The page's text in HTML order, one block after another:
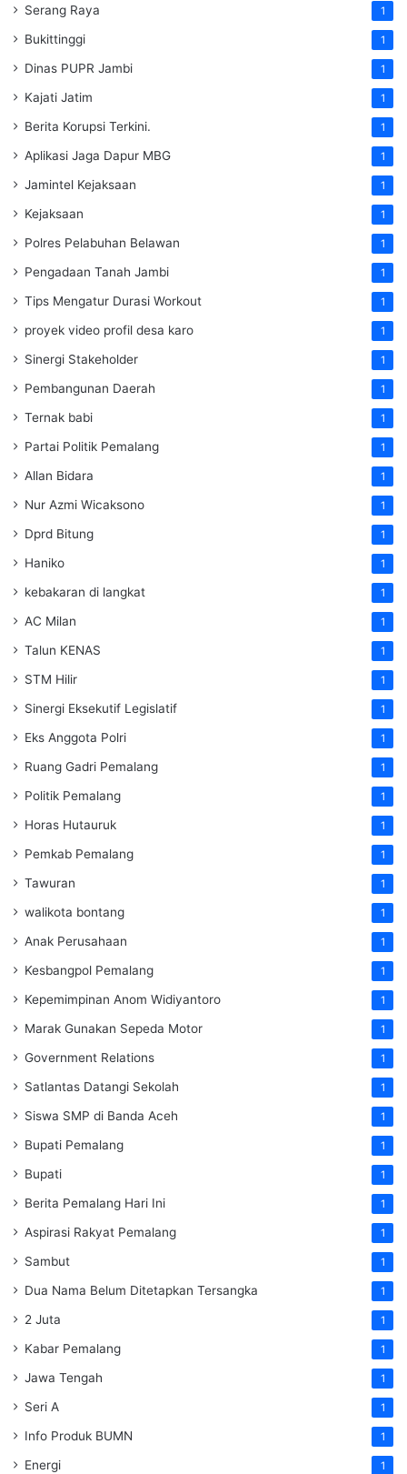
Serang Raya 1
Bukittinggi 1
Dinas PUPR Jambi 1
Kajati Jatim 1
Berita Korupsi Terkini. 1
Aplikasi Jaga Dapur MBG 1
Jamintel Kejaksaan 1
Kejaksaan 1
Polres Pelabuhan Belawan 1
Pengadaan Tanah Jambi 1
Tips Mengatur Durasi Workout 1
proyek video profil desa karo 1
Sinergi Stakeholder 1
Pembangunan Daerah 1
Ternak babi 1
Partai Politik Pemalang 1
Allan Bidara 1
Nur Azmi Wicaksono 1
Dprd Bitung 1
Haniko 1
kebakaran di langkat 1
AC Milan 1
Talun KENAS 1
STM Hilir 1
Sinergi Eksekutif Legislatif 1
Eks Anggota Polri 1
Ruang Gadri Pemalang 1
Politik Pemalang 1
Horas Hutauruk 1
Pemkab Pemalang 1
Tawuran 1
walikota bontang 1
Anak Perusahaan 1
Kesbangpol Pemalang 1
Kepemimpinan Anom Widiyantoro 1
Marak Gunakan Sepeda Motor 1
Government Relations 1
Satlantas Datangi Sekolah 1
Siswa SMP di Banda Aceh 1
Bupati Pemalang 1
Bupati 1
Berita Pemalang Hari Ini 1
Aspirasi Rakyat Pemalang 1
Sambut 1
Dua Nama Belum Ditetapkan Tersangka 1
2 Juta 1
Kabar Pemalang 1
Jawa Tengah 1
Seri A 1
Info Produk BUMN 1
Energi 1